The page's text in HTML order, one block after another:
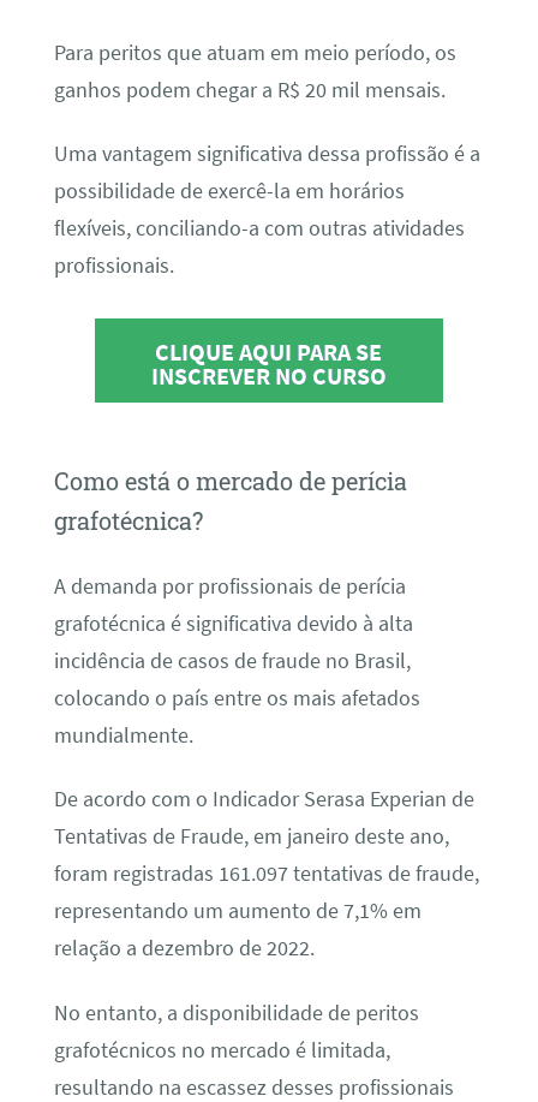
Para peritos que atuam em meio período, os
ganhos podem chegar a R$ 20 mil mensais.
Uma vantagem significativa dessa profissão é a
possibilidade de exercê-la em horários
flexíveis, conciliando-a com outras atividades
profissionais.
CLIQUE AQUI PARA SE
INSCREVER NO CURSO
Como está o mercado de perícia
grafotécnica?
A demanda por profissionais de perícia
grafotécnica é significativa devido à alta
incidência de casos de fraude no Brasil,
colocando o país entre os mais afetados
mundialmente.
De acordo com o Indicador Serasa Experian de
Tentativas de Fraude, em janeiro deste ano,
foram registradas 161.097 tentativas de fraude,
representando um aumento de 7,1% em
relação a dezembro de 2022.
No entanto, a disponibilidade de peritos
grafotécnicos no mercado é limitada,
resultando na escassez desses profissionais